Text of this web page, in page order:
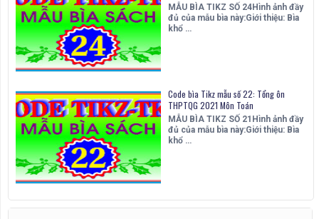
MẪU BÌA TIKZ SỐ 24Hình ảnh đầy
đủ của mẫu bìa này:Giới thiệu: Bìa
khổ …
Code bìa Tikz mẫu số 22: Tổng ôn
THPTQG 2021 Môn Toán
MẪU BÌA TIKZ SỐ 21Hình ảnh đầy
đủ của mẫu bìa này:Giới thiệu: Bìa
khổ …